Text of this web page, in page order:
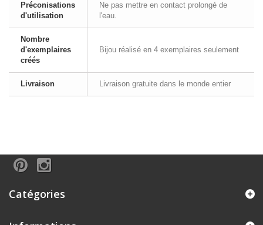
Préconisations
d'utilisation
Ne pas mettre en contact prolongé de
l'eau.
Nombre
d'exemplaires
créés
Bijou réalisé en 4 exemplaires seulement
Livraison Livraison gratuite dans le monde entier
Catégories